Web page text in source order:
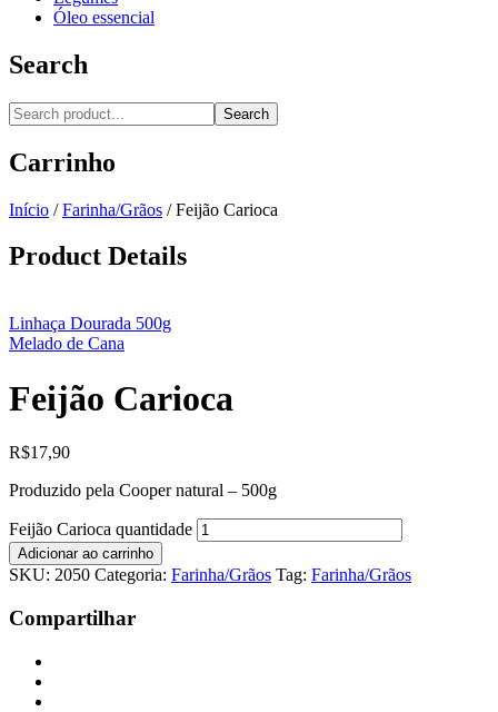
Óleo essencial
Search
Search
Carrinho
Início / Farinha/Grãos /Feijão Carioca
Product Details
Linhaça Dourada 500g
Melado de Cana
Feijão Carioca
R$17,90
Produzido pela Cooper natural – 500g
Feijão Carioca quantidade
Adicionar ao carrinho
SKU: 2050 Categoria: Farinha/Grãos Tag: Farinha/Grãos
Compartilhar